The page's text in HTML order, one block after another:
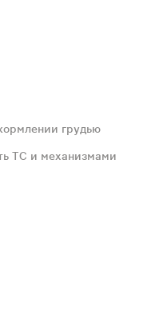
со
использованы
Со стороны
грудью
ТС и механизмами